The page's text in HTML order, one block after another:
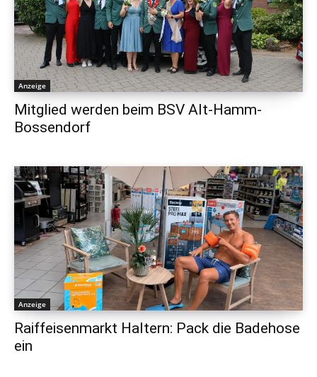
Anzeige
Mitglied werden beim BSV Alt-Hamm-
Bossendorf
Anzeige
Raiffeisenmarkt Haltern: Pack die Badehose
ein